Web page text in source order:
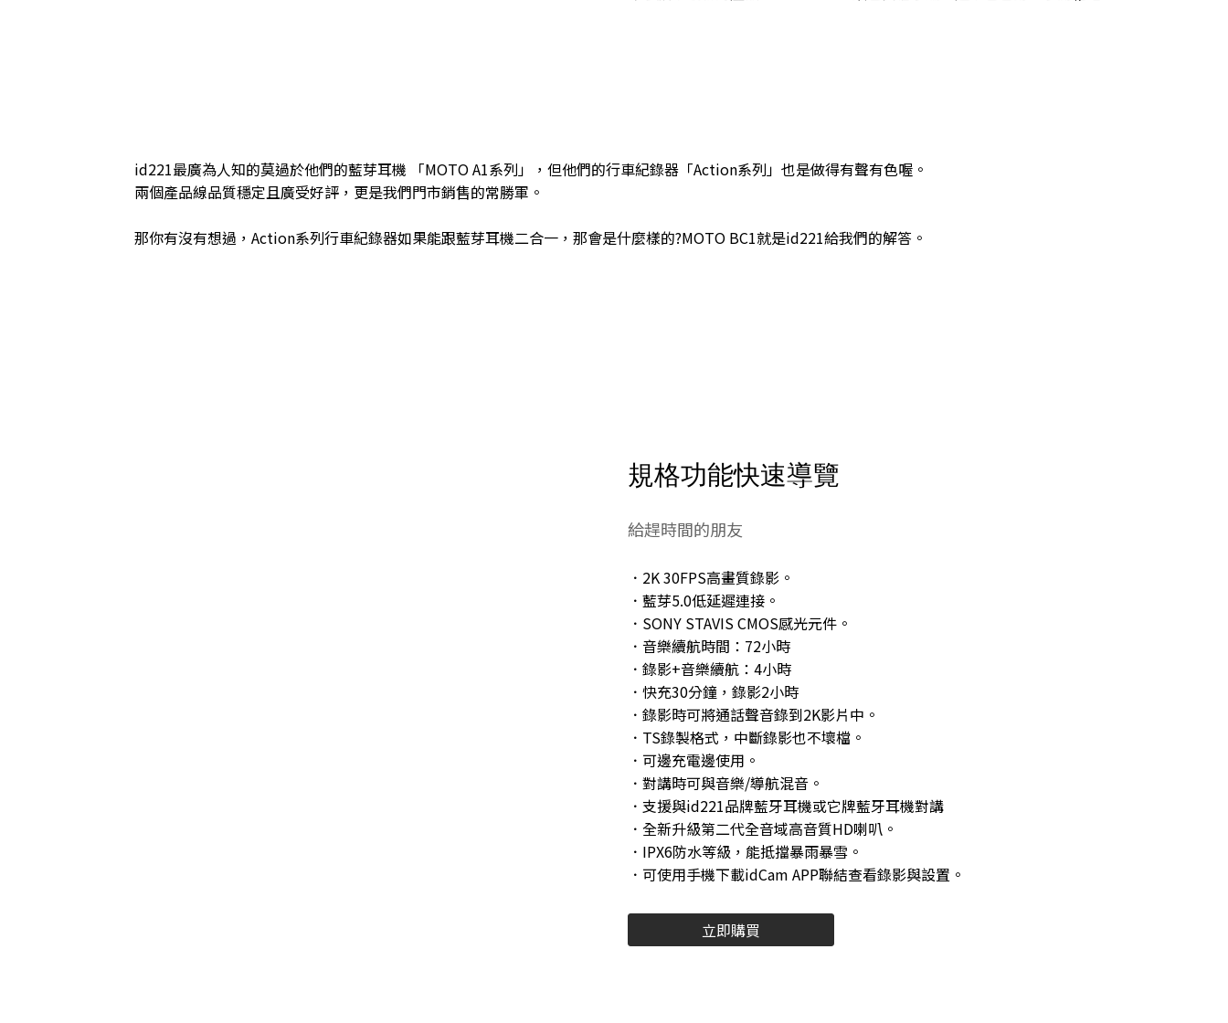
id221最廣為人知的莫過於他們的藍芽耳機 「MOTO A1系列」，但他們的行車紀錄器「Action系列」也是做得有聲有色喔。
兩個產品線品質穩定且廣受好評，更是我們門市銷售的常勝軍。
那你有沒有想過，Action系列行車紀錄器如果能跟藍芽耳機二合一，那會是什麼樣的?MOTO BC1就是id221給我們的解答。
規格功能快速導覽
給趕時間的朋友
．2K 30FPS高畫質錄影。
．藍芽5.0低延遲連接。
．SONY STAVIS CMOS感光元件。
．音樂續航時間：72小時
．錄影+音樂續航：4小時
．快充30分鐘，錄影2小時
．錄影時可將通話聲音錄到2K影片中。
．TS錄製格式，中斷錄影也不壞檔。
．可邊充電邊使用。
．對講時可與音樂/導航混音。
．支援與id221品牌藍牙耳機或它牌藍牙耳機對講
．全新升級第二代全音域高音質HD喇叭。
．IPX6防水等級，能抵擋暴雨暴雪。
．可使用手機下載idCam APP聯結查看錄影與設置。
立即購買